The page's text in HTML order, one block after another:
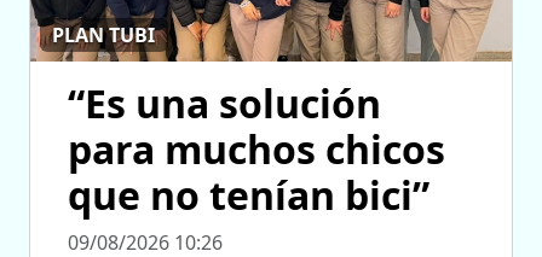
PLAN TUBI
“Es una solución
para muchos chicos
que no tenían bici”
09/08/2026 10:26